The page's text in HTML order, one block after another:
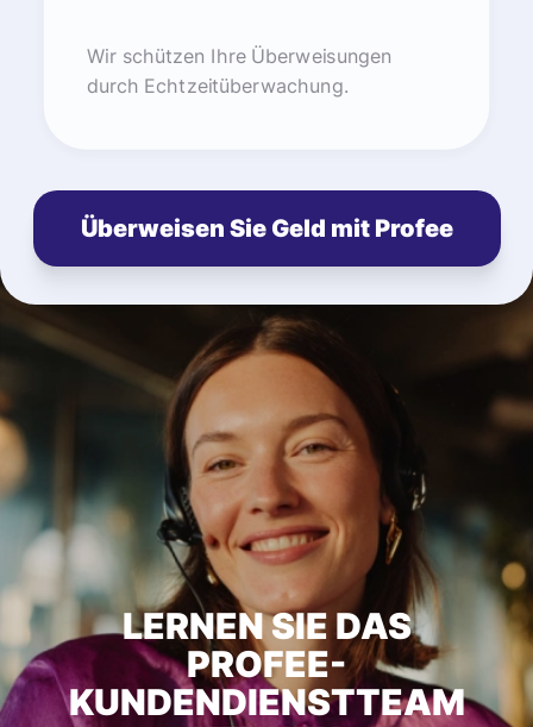
Wir schützen Ihre Überweisungen
durch Echtzeitüberwachung.
Überweisen Sie Geld mit Profee
LERNEN SIE DAS
PROFEE-
KUNDENDIENSTTEAM